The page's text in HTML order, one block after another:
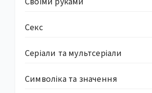
Секс
Серіали та мультсеріали
Символіка та значення